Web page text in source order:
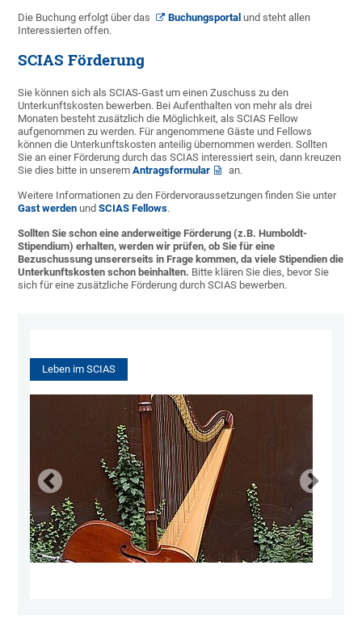
Die Buchung erfolgt über das Buchungsportal und steht allen
Interessierten offen.
SCIAS Förderung
Sie können sich als SCIAS-Gast um einen Zuschuss zu den
Unterkunftskosten bewerben. Bei Aufenthalten von mehr als drei
Monaten besteht zusätzlich die Möglichkeit, als SCIAS Fellow
aufgenommen zu werden. Für angenommene Gäste und Fellows
können die Unterkunftskosten anteilig übernommen werden. Sollten
Sie an einer Förderung durch das SCIAS interessiert sein, dann kreuzen
Sie dies bitte in unseremAntragsformular an.
Weitere Informationen zu den Fördervoraussetzungen finden Sie unter
Gast werden undSCIAS Fellows.
Sollten Sie schon eine anderweitige Förderung (z.B. Humboldt-
Stipendium) erhalten, werden wir prüfen, ob Sie für eine
Bezuschussung unsererseits in Frage kommen, da viele Stipendien die
Unterkunftskosten schon beinhalten. Bitte klären Sie dies, bevor Sie
sich für eine zusätzliche Förderung durch SCIAS bewerben.
Leben im SCIAS